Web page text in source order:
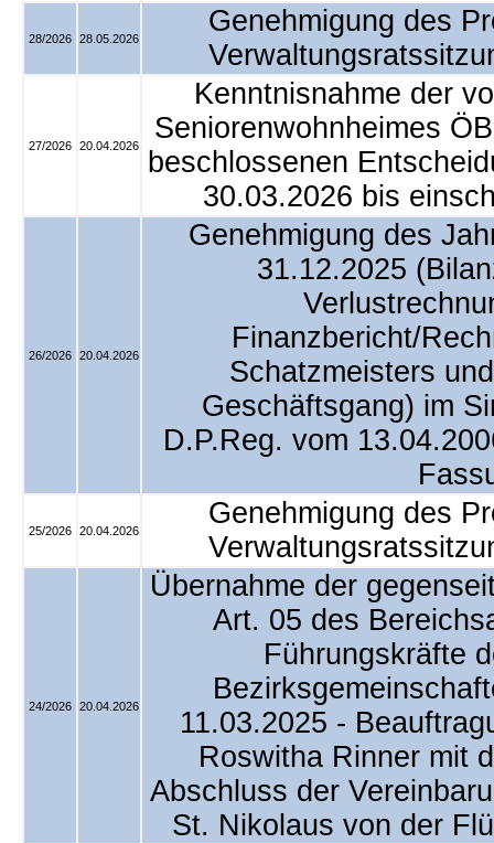
28/2026 28.05.2026
Genehmigung des
27/2026 20.04.2026
Kenntnisnahme der
Seniorenwohnheimes
beschlossenen
30.03.2026 bis
26/2026 20.04.2026
Genehmigung des
31.12.2025
Finanzbericht/
Schatzmeisters
Geschäftsgang) im
D.P.Reg. vom
25/2026 20.04.2026
Genehmigung des
24/2026 20.04.2026
Übernahme der
Art. 05 des
Führungskräfte
11.03.2025 -
Roswitha Rinner mit
Abschluss der
St. Nikolaus von der